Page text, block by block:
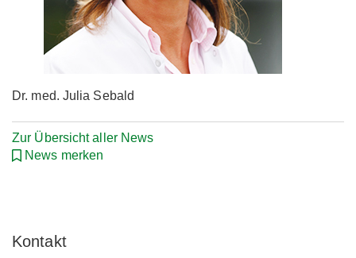
Dr. med. Julia Sebald
Zur Übersicht aller News
News merken
Kontakt